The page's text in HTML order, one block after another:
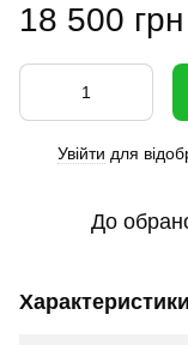
18 500 грн
Увійти для
До
Характеристики